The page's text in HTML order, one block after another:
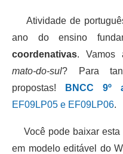
Atividade de
ano do ensino
coordenativas. Vamos
mato-do-sul? Para
propostas!
BNCC 9º
EF09LP05 e EF09LP06.
Você pode baixar esta
em modelo editável do